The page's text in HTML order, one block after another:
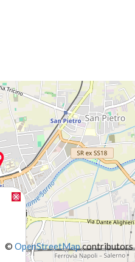
© OpenStreetMapcontributors